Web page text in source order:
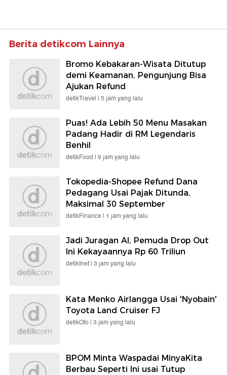
Berita detikcom Lainnya
Bromo Kebakaran-Wisata Ditutup
demi Keamanan, Pengunjung Bisa
Ajukan Refund
detikTravel | 5 jam yang lalu
Puas! Ada Lebih 50 Menu Masakan
Padang Hadir di RM Legendaris
Benhil
detikFood | 9 jam yang lalu
Tokopedia-Shopee Refund Dana
Pedagang Usai Pajak Ditunda,
Maksimal 30 September
detikFinance | 1 jam yang lalu
Jadi Juragan AI, Pemuda Drop Out
Ini Kekayaannya Rp 60 Triliun
detikInet | 3 jam yang lalu
Kata Menko Airlangga Usai 'Nyobain'
Toyota Land Cruiser FJ
detikOto | 3 jam yang lalu
BPOM Minta Waspadai MinyaKita
Berbau Seperti Ini usai Tutup